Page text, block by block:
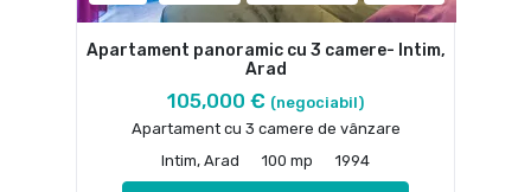
Apartament panoramic cu 3 camere- Intim,
Arad
105,000 € (negociabil)
Apartament cu 3 camere de vânzare
Intim, Arad
100 mp 1994